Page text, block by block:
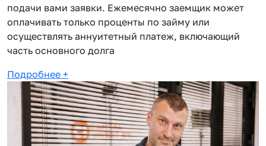
подачи вами заявки. Ежемесячно заемщик может
оплачивать только проценты по займу или
осуществлять аннуитетный платеж, включающий
часть основного долга
Подробнее +